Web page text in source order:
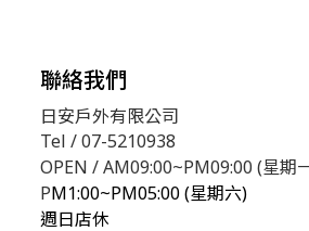
聯絡我們
日安戶外有限公司
Tel / 07-5210938
OPEN / AM09:00~PM09:00 (星期
PM1:00~PM05:00 (星期六)
週日店休